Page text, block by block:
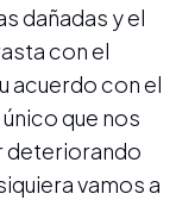
dañadas y el
con el
acuerdo con el
que nos
deteriorando
vamos a